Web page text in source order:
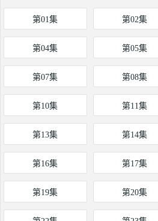
第01集 第02集
第04集 第05集
第07集 第08集
第10集 第11集
第13集 第14集
第16集 第17集
第19集 第20集